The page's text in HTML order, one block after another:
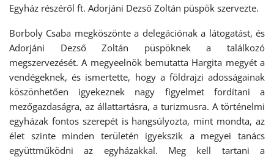
Egyház részéről ft. Adorjáni Dezső Zoltán püspök szervezte.
Borboly Csaba megköszönte a delegációnak a látogatást, és
Adorjáni Dezső Zoltán püspöknek a találkozó
megszervezését. A megyeelnök bemutatta Hargita megyét a
vendégeknek, és ismertette, hogy a földrajzi adosságainak
köszönhetően igyekeznek nagy figyelmet fordítani a
mezőgazdaságra, az állattartásra, a turizmusra. A történelmi
egyházak fontos szerepét is hangsúlyozta, mint mondta, az
élet szinte minden területén igyekszik a megyei tanács
együttműködni az egyházakkal. Meg kell tartani a